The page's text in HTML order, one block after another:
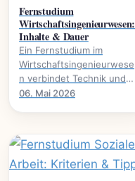
Fernstudium
Wirtschaftsingenieurwesen:
Inhalte & Dauer
Ein Fernstudium im
Wirtschaftsingenieurwese
n verbindet Technik und
Wirtschaft. Alles über
06. Mai 2026